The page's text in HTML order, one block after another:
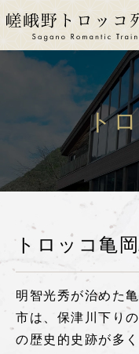
ride a Sagano Romantic
トロッコに乗る
運行日のご案内
時刻表のご案内
座席のご案内
お身体の不自由な
about Sagano Romantic
嵯峨野トロッコ
ト
トロッコ亀
明智光秀が治めた
市は、保津川下り
の歴史的史跡が多